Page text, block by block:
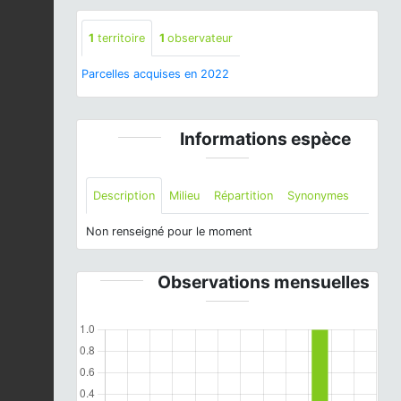
1 territoire 1 observateur
Parcelles acquises en 2022
Informations espèce
Description Milieu Répartition Synonymes
Non renseigné pour le moment
Observations mensuelles